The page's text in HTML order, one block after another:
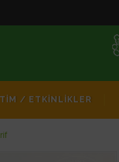
/ ETKİNLİKLER